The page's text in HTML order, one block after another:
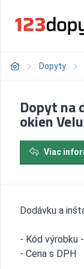
Dopyty
Dopyt na
okien
Viac
Dodávku a
- Kód výrobku
- Cena s DPH